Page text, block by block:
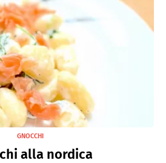
GNOCCHI
alla nordica